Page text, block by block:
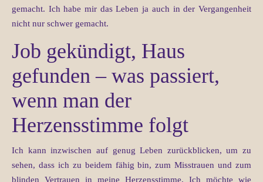
gemacht. Ich habe mir das Leben ja auch in der Vergangenheit
nicht nur schwer gemacht.
Job gekündigt, Haus
gefunden – was passiert,
wenn man der
Herzensstimme folgt
Ich kann inzwischen auf genug Leben zurückblicken, um zu
sehen, dass ich zu beidem fähig bin, zum Misstrauen und zum
blinden Vertrauen in meine Herzensstimme. Ich möchte wie